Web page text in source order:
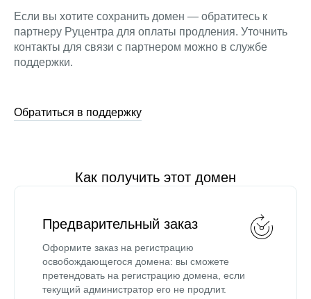
Если вы хотите сохранить домен — обратитесь к
партнеру Руцентра для оплаты продления. Уточнить
контакты для связи с партнером можно в службе
поддержки.
Обратиться в поддержку
Как получить этот домен
Предварительный заказ
Оформите заказ на регистрацию
освобождающегося домена: вы сможете
претендовать на регистрацию домена, если
текущий администратор его не продлит.